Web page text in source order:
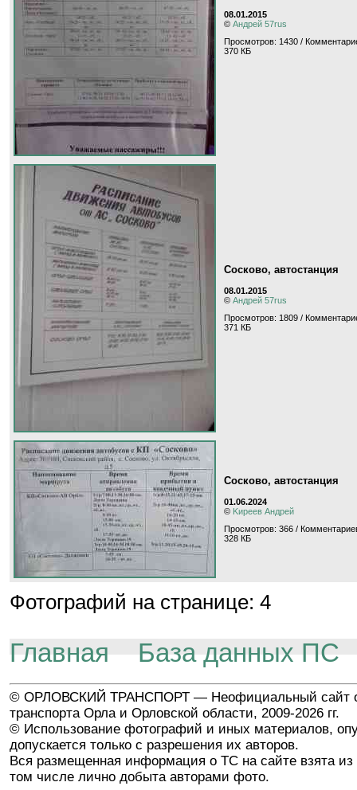
08.01.2015
© Андрей 57rus
Просмотров: 1430 /
370 КБ
Сосково, автостанция
08.01.2015
© Андрей 57rus
Просмотров: 1809 /
371 КБ
Сосково, автостанция
01.06.2024
© Kиpeeв Aндpeй
Просмотров: 366 /
328 КБ
Фотографий на странице: 4
Главная База данных ПС
© ОРЛОВСКИЙ ТРАНСПОРТ — Неофициальный сайт
транспорта Орла и Орловской области, 2009-2026 гг.
© Использование фотографий и иных материалов,
допускается только с разрешения их авторов.
Вся размещенная информация о ТС на сайте взята из
том числе лично добыта авторами фото.